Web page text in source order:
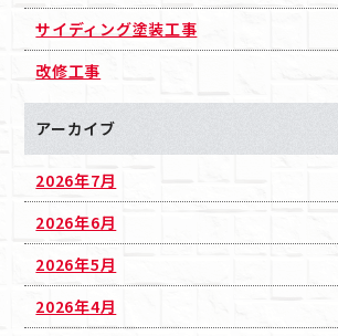
サイディング塗装工事
改修工事
アーカイブ
2026年7月
2026年6月
2026年5月
2026年4月